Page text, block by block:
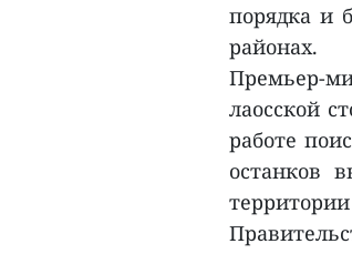
порядка и
районах.
Премьер-
лаосской
работе
останков